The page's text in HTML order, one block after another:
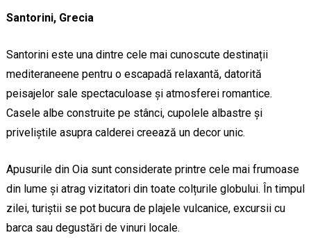
Santorini, Grecia
Santorini este una dintre cele mai cunoscute destinații
mediteraneene pentru o escapadă relaxantă, datorită
peisajelor sale spectaculoase și atmosferei romantice.
Casele albe construite pe stânci, cupolele albastre și
priveliștile asupra calderei creează un decor unic.
Apusurile din Oia sunt considerate printre cele mai frumoase
din lume și atrag vizitatori din toate colțurile globului. În timpul
zilei, turiștii se pot bucura de plajele vulcanice, excursii cu
barca sau degustări de vinuri locale.